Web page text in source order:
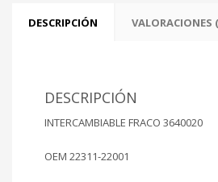
cantidad
DESCRIPCIÓN VALORACIONES
DESCRIPCIÓN
INTERCAMBIABLE FRACO 3640020
OEM 22311-22001